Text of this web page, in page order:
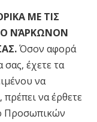
ΜΕ ΤΙΣ
ΝΆΡΚΩΝΟΝ
Όσον αφορά
σας, έχετε τα
να
να έρθετε
Προσωπικών